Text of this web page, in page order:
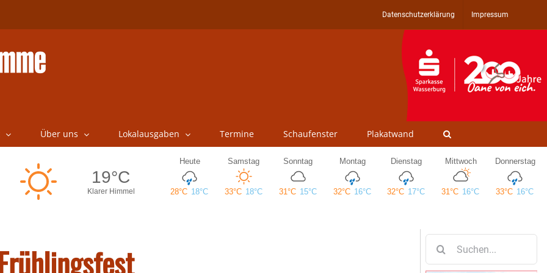
Datenschutzerklärung Impressum
Über uns Lokalausgaben Termine Schaufenster Plakatwand
nach: